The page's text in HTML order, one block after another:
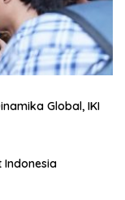
Global, IKI
Indonesia